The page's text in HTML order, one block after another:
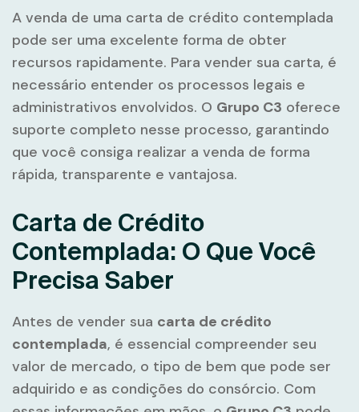
A venda de uma carta de crédito contemplada
pode ser uma excelente forma de obter
recursos rapidamente. Para vender sua carta, é
necessário entender os processos legais e
administrativos envolvidos. O Grupo C3 oferece
suporte completo nesse processo, garantindo
que você consiga realizar a venda de forma
rápida, transparente e vantajosa.
Carta de Crédito
Contemplada: O Que Você
Precisa Saber
Antes de vender sua carta de crédito
contemplada, é essencial compreender seu
valor de mercado, o tipo de bem que pode ser
adquirido e as condições do consórcio. Com